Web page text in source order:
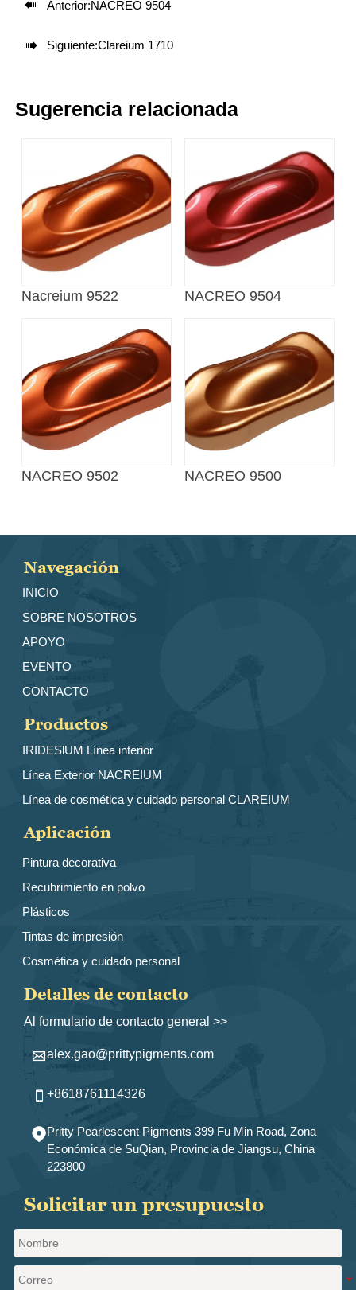
 Anterior:NACREO 9504
 Siguiente:Clareium 1710
Sugerencia relacionada
Nacreium 9522 NACREO 9504
NACREO 9502 NACREO 9500
Navegación
INICIO
SOBRE NOSOTROS
APOYO
EVENTO
CONTACTO
Productos
IRIDESlUM Línea interior
Línea Exterior NACREIUM
Línea de cosmética y cuidado personal CLAREIUM
Aplicación
Pintura decorativa
Recubrimiento en polvo
Plásticos
Tintas de impresión
Cosmética y cuidado personal
Detalles de contacto
Al formulario de contacto general >>
alex.gao@prittypigments.com
+8618761114326
Pritty Pearlescent Pigments 399 Fu Min Road, Zona
Económica de SuQian, Provincia de Jiangsu, China
223800
Solicitar un presupuesto